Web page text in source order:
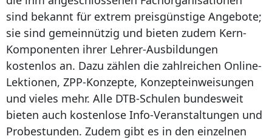
sind bekannt für extrem preisgünstige Angebote;
sie sind gemeinnützig und bieten zudem Kern-
Komponenten ihrer Lehrer-Ausbildungen
kostenlos an. Dazu zählen die zahlreichen Online-
Lektionen, ZPP-Konzepte, Konzepteinweisungen
und vieles mehr. Alle DTB-Schulen bundesweit
bieten auch kostenlose Info-Veranstaltungen und
Probestunden. Zudem gibt es in den einzelnen